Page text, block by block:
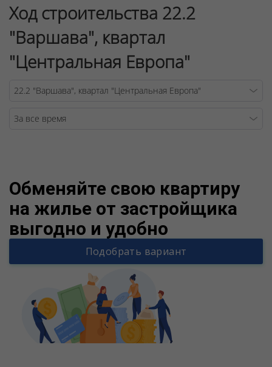
Ход строительства 22.2
"Варшава", квартал
"Центральная Европа"
Обменяйте свою квартиру
на жилье от застройщика
выгодно и удобно
Подобрать вариант